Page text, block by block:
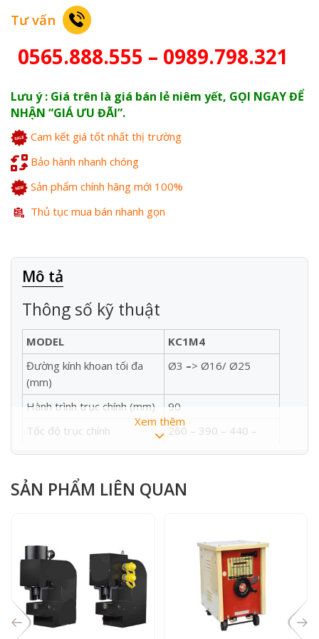
Tư vấn
0565.888.555 – 0989.798.321
Lưu ý : Giá trên là giá bán lẻ niêm yết, GỌI NGAY ĐỂ
NHẬN “GIÁ ƯU ĐÃI”.
Cam kết giá tốt nhất thị trường
Bảo hành nhanh chóng
Sản phẩm chính hãng mới 100%
Thủ tục mua bán nhanh gọn
Mô tả
Thông số kỹ thuật
MODEL
KC1M4
Đường kính khoan tối đa
(mm)
Ø3 –> Ø16/ Ø25
Hành trình trục chính (mm)
90
Tốc độ trục chính
260 – 390 – 440 –
Đường kính trụ khoan (mm)
Đường kính mâm bàn làm
việc(mm)
Hành trình lên xuống mâm
bàn(mm)
Xem thêm
SẢN PHẨM LIÊN QUAN